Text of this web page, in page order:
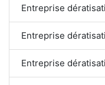
Entreprise
Entreprise
Entreprise